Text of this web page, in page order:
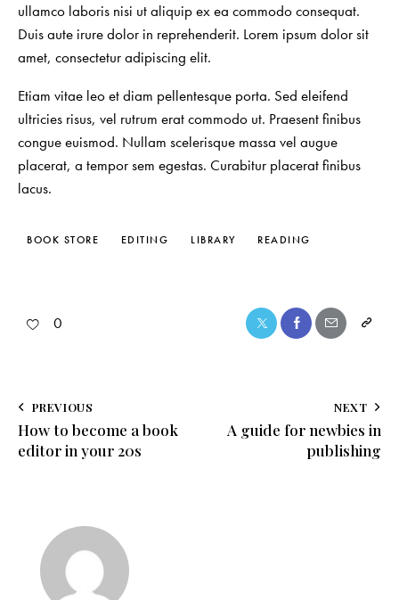
ullamco laboris nisi ut aliquip ex ea commodo consequat.
Duis aute irure dolor in reprehenderit. Lorem ipsum dolor sit
amet, consectetur adipiscing elit.
Etiam vitae leo et diam pellentesque porta. Sed eleifend
ultricies risus, vel rutrum erat commodo ut. Praesent finibus
congue euismod. Nullam scelerisque massa vel augue
placerat, a tempor sem egestas. Curabitur placerat finibus
lacus.
BOOK STORE EDITING LIBRARY READING
0
PREVIOUS
How to become a book
editor in your 20s
NEXT
A guide for newbies in
publishing